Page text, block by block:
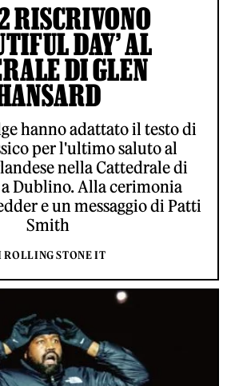
RISCRIVONO
DAY’ AL
DI GLEN
hanno adattato il testo di
per l'ultimo saluto al
nella Cattedrale di
Dublino. Alla cerimonia
e un messaggio di Patti
Smith
ROLLING STONE IT